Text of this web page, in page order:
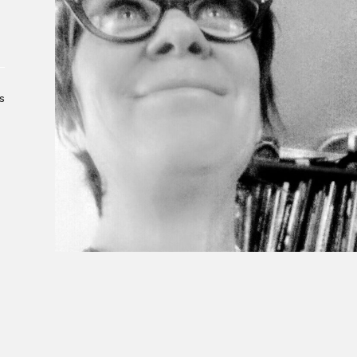
À propos du Salon
Liste des exposant·e·s
Liste des auteur·rice·s